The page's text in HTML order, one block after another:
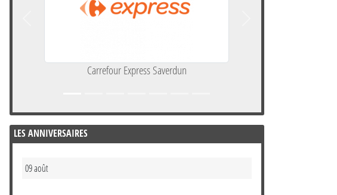
Carrefour Express Saverdun
LES ANNIVERSAIRES
09 août